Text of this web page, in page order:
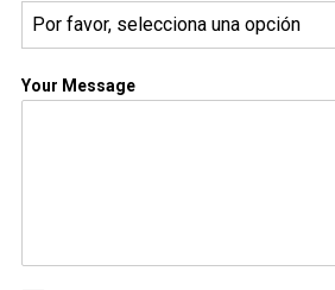
Por favor, selecciona una opción
Your Message